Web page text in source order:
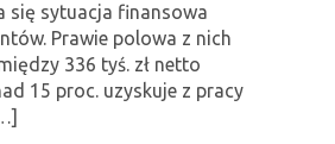
się sytuacja finansowa
Prawie polowa z nich
336 tyś. zł netto
15 proc. uzyskuje z pracy